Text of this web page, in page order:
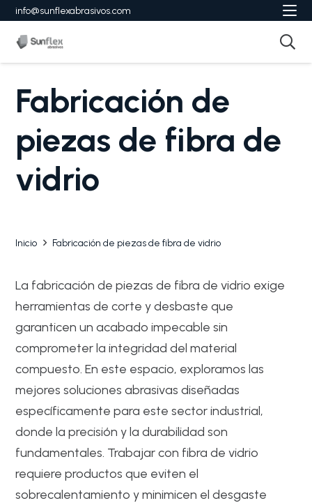
info@sunflexabrasivos.com
Fabricación de
piezas de fibra de
vidrio
Inicio Fabricación de piezas de fibra de vidrio
La fabricación de piezas de fibra de vidrio exige
herramientas de corte y desbaste que
garanticen un acabado impecable sin
comprometer la integridad del material
compuesto. En este espacio, exploramos las
mejores soluciones abrasivas diseñadas
específicamente para este sector industrial,
donde la precisión y la durabilidad son
fundamentales. Trabajar con fibra de vidrio
requiere productos que eviten el
sobrecalentamiento y minimicen el desgaste